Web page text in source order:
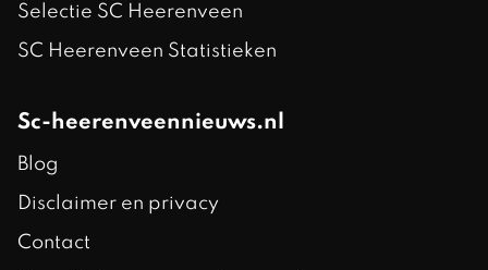
Selectie SC Heerenveen
SC Heerenveen Statistieken
Sc-heerenveennieuws.nl
Blog
Disclaimer en privacy
Contact